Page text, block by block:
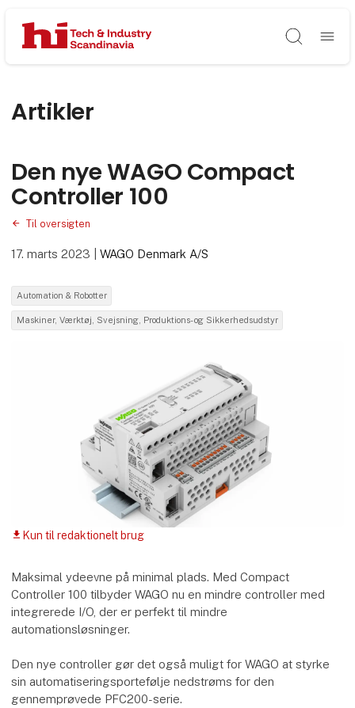
Søg
Artikler
Den nye WAGO Compact
Controller 100
Til oversigten
17. marts 2023 |WAGO Denmark A/S
Automation & Robotter
Maskiner, Værktøj, Svejsning, Produktions- og Sikkerhedsudstyr
download Kun til redaktionelt brug
Maksimal ydeevne på minimal plads. Med Compact
Controller 100 tilbyder WAGO nu en mindre controller med
integrerede I/O, der er perfekt til mindre
automationsløsninger.
Den nye controller gør det også muligt for WAGO at styrke
sin automatiseringsportefølje nedstrøms for den
gennemprøvede PFC200-serie.